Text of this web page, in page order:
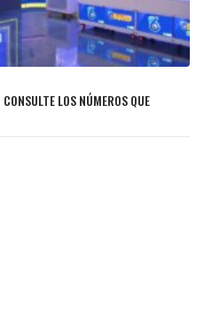
LOS NÚMEROS QUE